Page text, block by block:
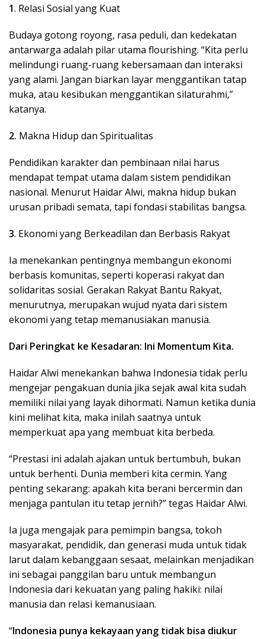
1. Relasi Sosial yang Kuat
Budaya gotong royong, rasa peduli, dan kedekatan
antarwarga adalah pilar utama flourishing. “Kita perlu
melindungi ruang-ruang kebersamaan dan interaksi
yang alami. Jangan biarkan layar menggantikan tatap
muka, atau kesibukan menggantikan silaturahmi,”
katanya.
2. Makna Hidup dan Spiritualitas
Pendidikan karakter dan pembinaan nilai harus
mendapat tempat utama dalam sistem pendidikan
nasional. Menurut Haidar Alwi, makna hidup bukan
urusan pribadi semata, tapi fondasi stabilitas bangsa.
3. Ekonomi yang Berkeadilan dan Berbasis Rakyat
Ia menekankan pentingnya membangun ekonomi
berbasis komunitas, seperti koperasi rakyat dan
solidaritas sosial. Gerakan Rakyat Bantu Rakyat,
menurutnya, merupakan wujud nyata dari sistem
ekonomi yang tetap memanusiakan manusia.
Dari Peringkat ke Kesadaran: Ini Momentum Kita.
Haidar Alwi menekankan bahwa Indonesia tidak perlu
mengejar pengakuan dunia jika sejak awal kita sudah
memiliki nilai yang layak dihormati. Namun ketika dunia
kini melihat kita, maka inilah saatnya untuk
memperkuat apa yang membuat kita berbeda.
“Prestasi ini adalah ajakan untuk bertumbuh, bukan
untuk berhenti. Dunia memberi kita cermin. Yang
penting sekarang: apakah kita berani bercermin dan
menjaga pantulan itu tetap jernih?” tegas Haidar Alwi.
Ia juga mengajak para pemimpin bangsa, tokoh
masyarakat, pendidik, dan generasi muda untuk tidak
larut dalam kebanggaan sesaat, melainkan menjadikan
ini sebagai panggilan baru untuk membangun
Indonesia dari kekuatan yang paling hakiki: nilai
manusia dan relasi kemanusiaan.
“Indonesia punya kekayaan yang tidak bisa diukur